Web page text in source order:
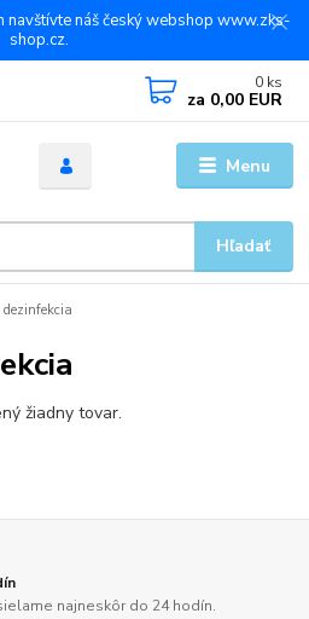
navštívte náš český webshop www.zks-
shop.cz.
Menu
Hľadať
0 ks
za 0,00 EUR
žiadny tovar.
najneskôr do 24 hodín.